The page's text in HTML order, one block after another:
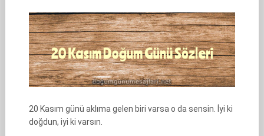
20 Kasım günü aklıma gelen biri varsa o da sensin. İyi ki
doğdun, iyi ki varsın.